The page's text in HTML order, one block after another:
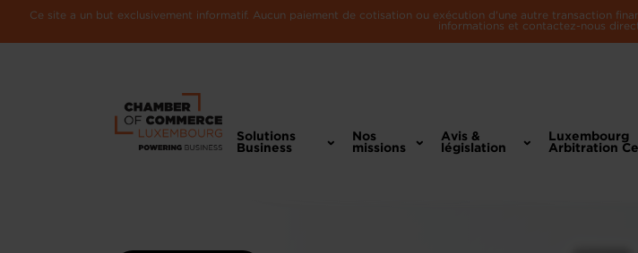
Ce site a un but exclusivement informatif. Aucun paiement de cotisation ou exécution d'une autre transaction
informations et contactez-nous
Solutions
Business
Nos
missions
Avis &
législation
Luxembourg
Arbitration